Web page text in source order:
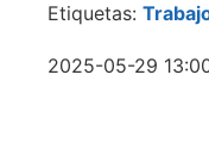
Etiquetas:
2025-05-29